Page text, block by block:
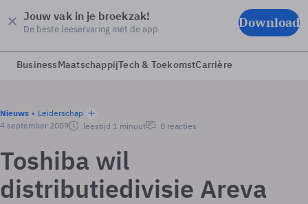
Jouw vak in je broekzak!
De beste leeservaring met de app Download
BusinessMaatschappijTech & ToekomstCarrière
Nieuws
Leiderschap
4 september 2009
leestijd 1 minuut 0 reacties
Toshiba wil
distributiedivisie Areva